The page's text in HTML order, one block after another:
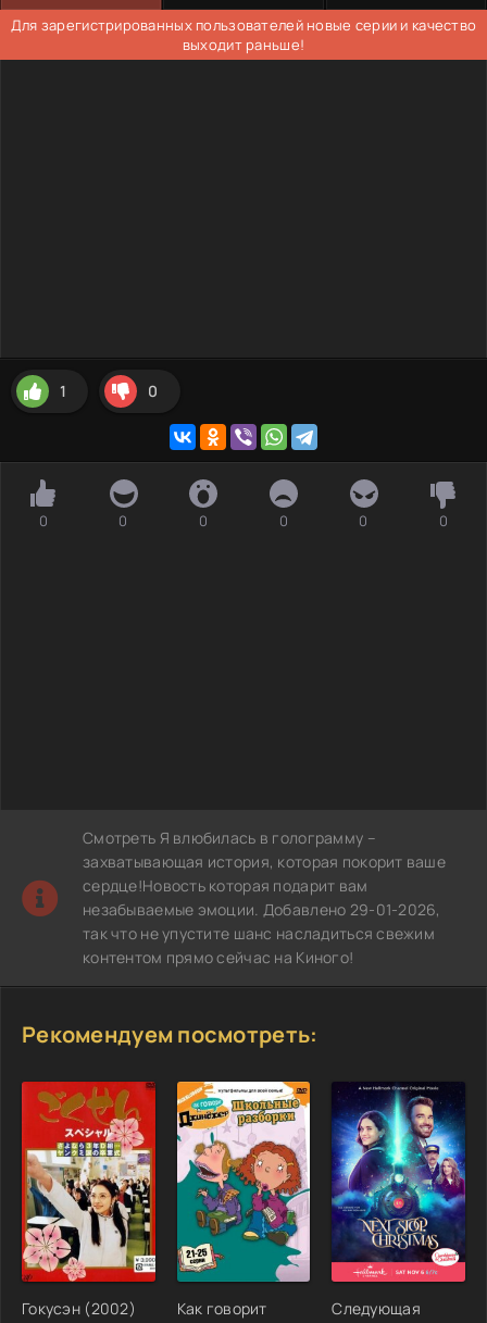
Для зарегистрированных пользователей новые серии и качество
выходит раньше!
1 0
0 0 0 0 0 0
Смотреть Я влюбилась в голограмму –
захватывающая история, которая покорит ваше
сердце!Новость которая подарит вам
незабываемые эмоции. Добавлено 29-01-2026,
так что не упустите шанс насладиться свежим
контентом прямо сейчас на Киного!
Рекомендуем посмотреть:
Гокусэн (2002)
Как говорит
Следующая